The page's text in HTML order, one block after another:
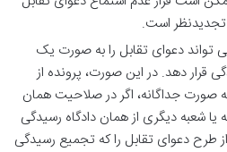
تجدیدنظر است.
تواند دعوای تقابل را به صورت یک
قرار دهد. در این صورت، پرونده از
صورت جداگانه، اگر در صلاحیت همان
یا شعبه دیگری از همان دادگاه رسیدگی
طرح دعوای تقابل را که تجمیع رسیدگی